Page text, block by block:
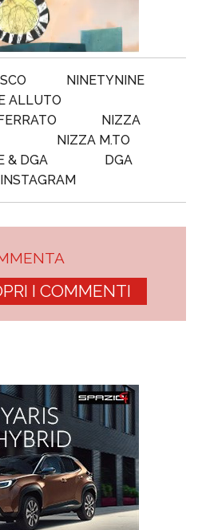
NINETYNINE
ALLUTO
NIZZA
NIZZA M.TO
& DGA
DGA
INSTAGRAM
I COMMENTI